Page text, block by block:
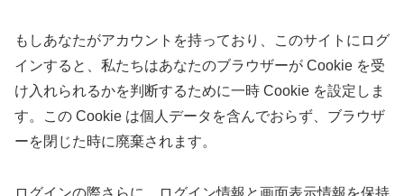
もしあなたがアカウントを持っており、このサイトにログ
インすると、私たちはあなたのブラウザーが Cookie を受
け入れられるかを判断するために一時 Cookie を設定しま
す。この Cookie は個人データを含んでおらず、ブラウザ
ーを閉じた時に廃棄されます。
ログインの際さらに、ログイン情報と画面表示情報を保持